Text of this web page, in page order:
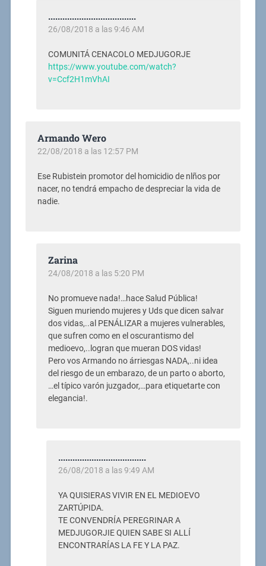
.....................................
26/08/2018 a las 9:46 AM
COMUNITÁ CENACOLO MEDJUGORJE
https://www.youtube.com/watch?
v=Ccf2H1mVhAI
Armando Wero
22/08/2018 a las 12:57 PM
Ese Rubistein promotor del homicidio de nlños por
nacer, no tendrá empacho de despreciar la vida de
nadie.
Zarina
24/08/2018 a las 5:20 PM
No promueve nada!…hace Salud Pública!
Siguen muriendo mujeres y Uds que dicen salvar
dos vidas,..al PENÁLIZAR a mujeres vulnerables,
que sufren como en el oscurantismo del
medioevo,..logran que mueran DOS vidas!
Pero vos Armando no árriesgas NADA,..ni idea
del riesgo de un embarazo, de un parto o aborto,
…el típico varón juzgador,…para etiquetarte con
elegancia!.
.....................................
26/08/2018 a las 9:49 AM
YA QUISIERAS VIVIR EN EL MEDIOEVO
ZARTÚPIDA.
TE CONVENDRÍA PEREGRINAR A
MEDJUGORJIE QUIEN SABE SI ALLÍ
ENCONTRARÍAS LA FE Y LA PAZ.